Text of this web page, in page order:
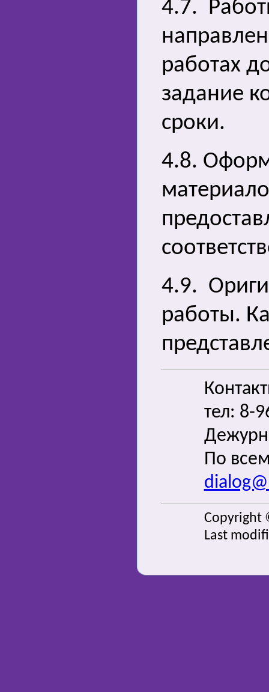
4.7.
работах
задание
сроки.
4.8.
4.9.
работы.
тел: 8-
По
Copyright
Last